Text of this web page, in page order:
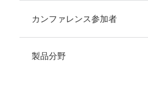
カンファレンス参加者
製品分野